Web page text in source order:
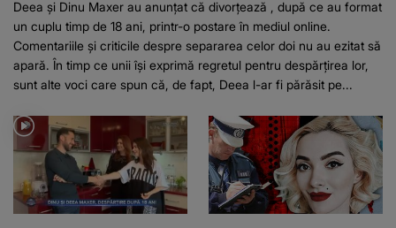
Deea și Dinu Maxer au anunțat că divorțează , după ce au format
un cuplu timp de 18 ani, printr-o postare în mediul online.
Comentariile și criticile despre separarea celor doi nu au ezitat să
apară. În timp ce unii își exprimă regretul pentru despărțirea lor,
sunt alte voci care spun că, de fapt, Deea l-ar fi părăsit pe...